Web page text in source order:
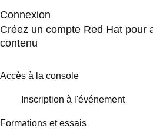
Connexion
Créez un compte Red Hat pour
contenu
Accès à la console
Inscription à l'événement
Formations et essais